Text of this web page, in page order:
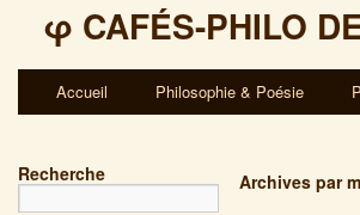
φ CAFÉS-PHILO
Accueil Philosophie & Poésie
Recherche Archives par